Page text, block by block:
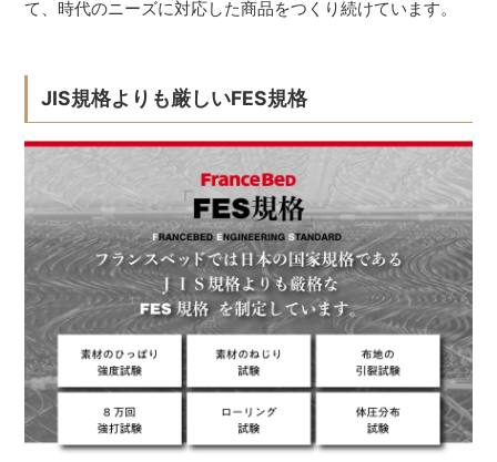
て、時代のニーズに対応した商品をつくり続けています。
JIS規格よりも厳しいFES規格